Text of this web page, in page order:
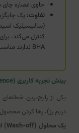
حاوی عصاره چای
تفاوت:
(سالیسیلیک
کنترل می‌کند.
BHA ندارند مناسب است.
بینش تجربه کاربری (User Experience)
یکی از رایج‌ترین
دریم رز)، رها کردن
یک محلول (Wash-off) است و باید پس از ۱۰ الی ۱۵ دقیقه حتماً شسته شود.